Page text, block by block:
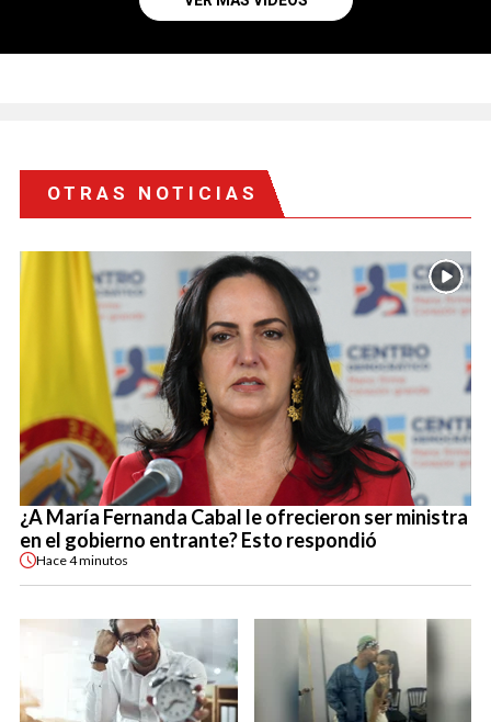
OTRAS NOTICIAS
¿A María Fernanda Cabal le ofrecieron ser ministra
en el gobierno entrante? Esto respondió
Hace4 minutos